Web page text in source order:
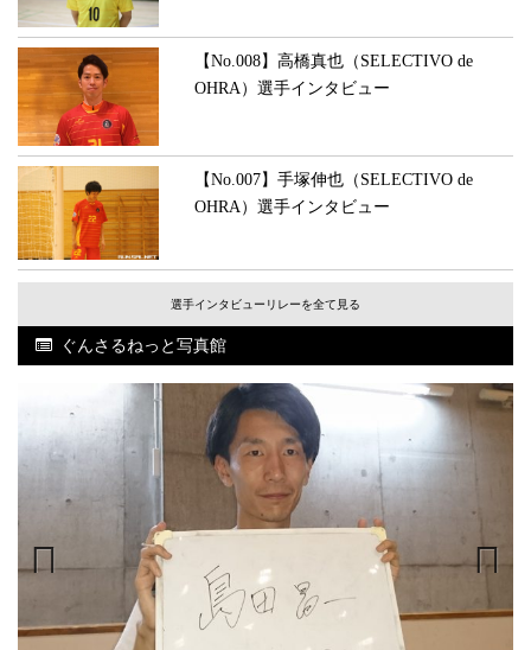
【No.008】高橋真也（SELECTIVO de
OHRA）選手インタビュー
【No.007】手塚伸也（SELECTIVO de
OHRA）選手インタビュー
選手インタビューリレーを全て見る
ぐんさるねっと写真館
Next